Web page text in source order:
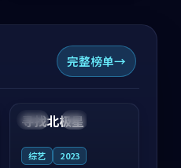
完整榜单
中国 4K
99:18
寻找北极星
综艺 2023